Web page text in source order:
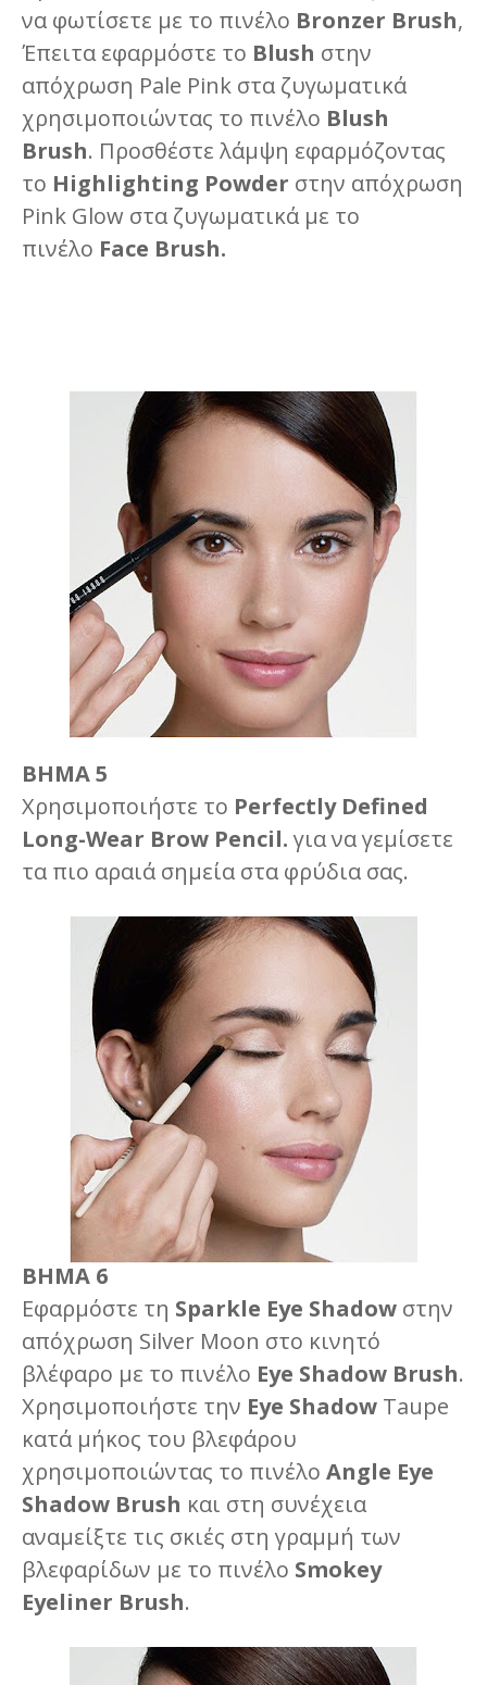
να φωτίσετε με το πινέλο Bronzer Brush,
Έπειτα εφαρμόστε το Blush στην
απόχρωση Pale Pink στα ζυγωματικά
χρησιμοποιώντας το πινέλο Blush
Brush. Προσθέστε λάμψη εφαρμόζοντας
το Highlighting Powder στην απόχρωση
Pink Glow στα ζυγωματικά με το
πινέλο Face Brush.
ΒΗΜΑ 5
Χρησιμοποιήστε το Perfectly Defined
Long-Wear Brow Pencil. για να γεμίσετε
τα πιο αραιά σημεία στα φρύδια σας.
ΒΗΜΑ 6
Εφαρμόστε τη Sparkle Eye Shadow στην
απόχρωση Silver Moon στο κινητό
βλέφαρο με το πινέλο Eye Shadow Brush.
Χρησιμοποιήστε την Eye Shadow Τaupe
κατά μήκος του βλεφάρου
χρησιμοποιώντας το πινέλο Angle Eye
Shadow Brush και στη συνέχεια
αναμείξτε τις σκιές στη γραμμή των
βλεφαρίδων με το πινέλο Smokey
Eyeliner Brush.